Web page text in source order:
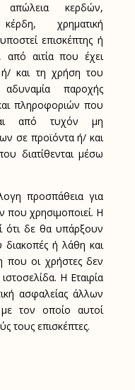
απώλεια κερδών,
χρηματική
επισκέπτης ή
από αιτία που έχει
και τη χρήση του
παροχής
πληροφοριών που
από τυχόν μη
σε προϊόντα ή/ και
διατίθενται μέσω
προσπάθεια για
που χρησιμοποιεί. Η
ότι δε θα υπάρξουν
διακοπές ή λάθη και
που οι χρήστες δεν
Η Εταιρία
ασφαλείας άλλων
τον οποίο αυτοί
τους επισκέπτες.